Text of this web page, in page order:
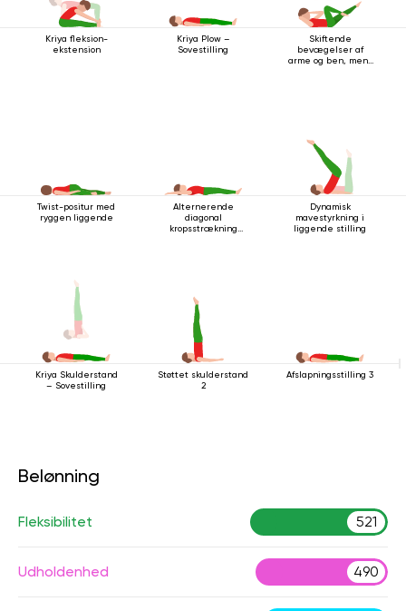
Kriya fleksion-
ekstension
Kriya Plow –
Sovestilling
Skiftende
bevægelser af
arme og ben, mens
Twist-positur med
ryggen liggende
Alternerende
diagonal
kropsstrækning
Dynamisk
mavestyrkning i
liggende stilling
Kriya Skulderstand
– Sovestilling
Støttet skulderstand
2
Afslapningsstilling 3
Belønning
Fleksibilitet 521
Udholdenhed 490